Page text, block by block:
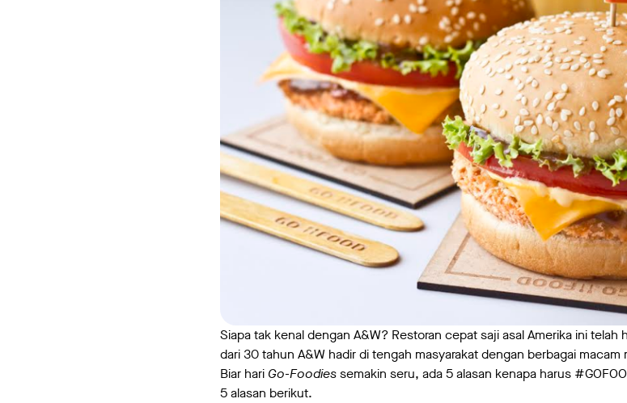
Siapa tak kenal dengan A&W? Restoran cepat saji asal Amerika ini
dari 30 tahun A&W hadir di tengah masyarakat dengan berbagai macam
Biar hari Go-Foodiessemakin seru, ada 5 alasan kenapa harus
5 alasan berikut.